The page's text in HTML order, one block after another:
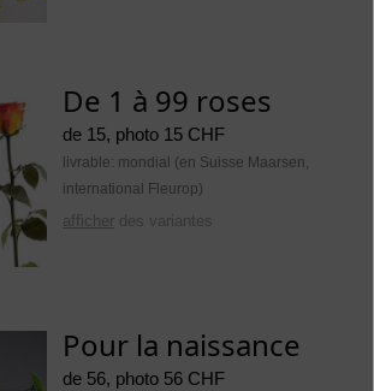
De 1 à 99 roses
de 15, photo 15 CHF
livrable: mondial (en Suisse Maarsen,
international Fleurop)
afficher des variantes
Pour la naissance
de 56, photo 56 CHF